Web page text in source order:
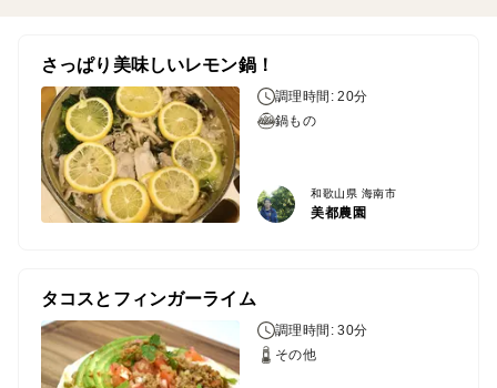
さっぱり美味しいレモン鍋！
調理時間: 20分
鍋もの
和歌山県 海南市
美都農園
タコスとフィンガーライム
調理時間: 30分
その他